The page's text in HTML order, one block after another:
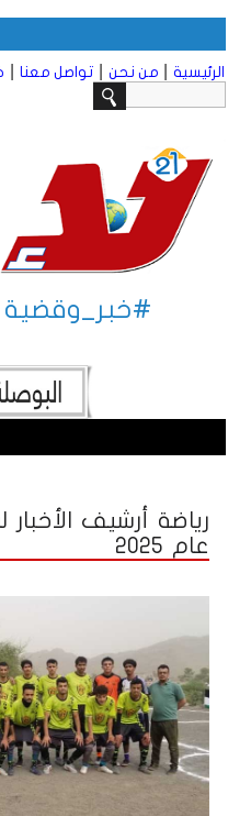
الرئيسية من نحن تواصل معنا
#خبر_وقضية
رياضة أرشيف الأخبار
عام 2025